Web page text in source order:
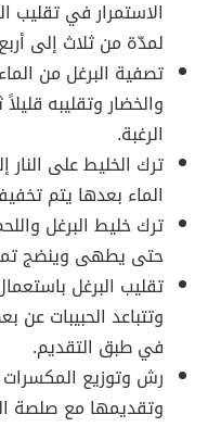
الاستمرار في تقليب
لمدّة من ثلاث إلى
تصفية البرغل من
والخضار وتقليبه
الرغبة.
ترك الخليط على
الماء بعدها يتم
ترك خليط البرغل
حتى يطهى وينضج
تقليب البرغل
وتتباعد الحبيبات
في طبق التقديم.
رش وتوزيع
وتقديمها مع صلصة